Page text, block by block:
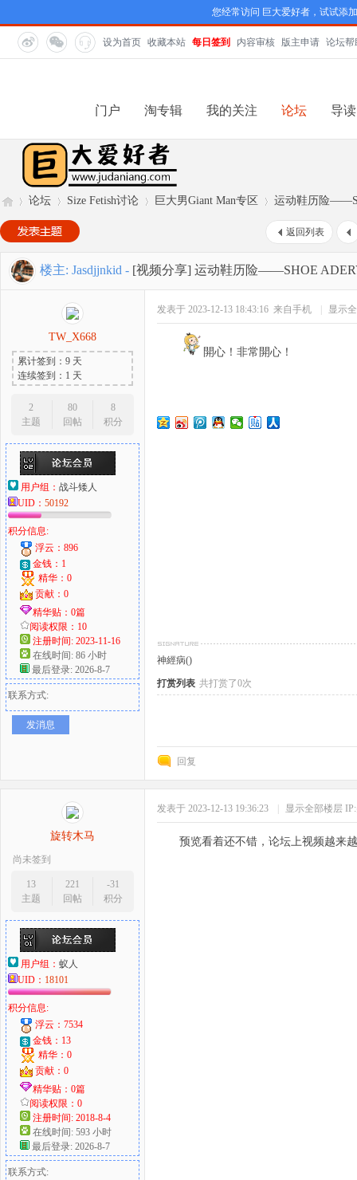
您经常访问 巨大爱好者，试试添
设为首页 收藏本站 每日签到 内容审核 版主申请 论坛帮
门户 淘专辑 我的关注 论坛 导读
巨
爱
»
论坛
›
Size Fetish讨论
›
巨大男Giant Man专区
›
运动鞋历险
返回列表
楼主: Jasdjjnkid - [视频分享] 运动鞋历险——SHOE
TW_X668
累计签到：9 天
连续签到：1 天
2
主题
80
回帖
8
积分
用户组： 战斗矮人
UID： 50192
积分信息:
浮云：896
金钱：1
精华：0
贡献：0
精华贴：0篇
阅读权限：10
注册时间: 2023-11-16
在线时间: 86 小时
最后登录: 2026-8-7
联系方式:
发消息
发表于 2023-12-13 18:43:16 来自手机 显示
開心！非常開心！
神經病()
打赏列表 共打赏了0次
回复
旋转木马
尚未签到
13
主题
221
回帖
-31
积分
用户组： 蚁人
UID： 18101
积分信息:
浮云：7534
金钱：13
精华：0
贡献：0
精华贴：0篇
阅读权限：0
注册时间: 2018-8-4
在线时间: 593 小时
最后登录: 2026-8-7
联系方式:
发表于 2023-12-13 19:36:23 显示全部楼层
预览看着还不错，论坛上视频越来